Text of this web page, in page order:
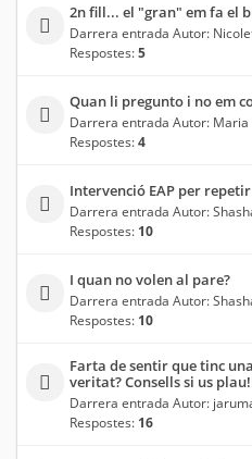
2n fill... el "gran" em fa el
Darrera entrada Autor:
Respostes:5
Quan li pregunto i no em
Darrera entrada Autor: Maria
Respostes:4
Intervenció EAP per repetir
Darrera entrada Autor:
Respostes: 10
I quan no volen al pare?
Darrera entrada Autor:
Respostes: 10
Farta de sentir que tinc
veritat? Consells si us
Darrera entrada Autor:
Respostes: 16